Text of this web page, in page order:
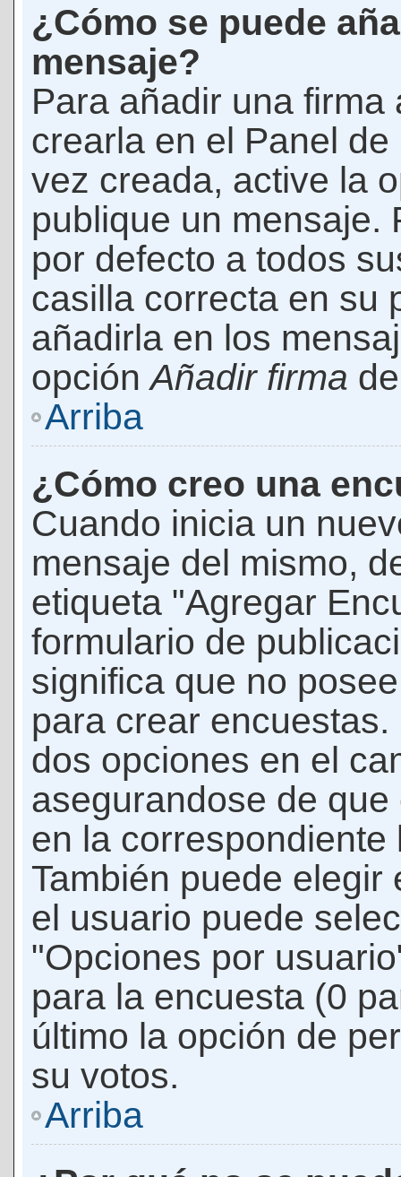
¿Cómo se puede
mensaje?
Para añadir una
crearla en el Panel
vez creada, active la
publique un mensaje.
por defecto a todos
casilla correcta en su
añadirla en los
opciónAñadir firma
Arriba
¿Cómo creo una
Cuando inicia un
mensaje del mismo,
etiqueta "Agregar
formulario de
significa que no
para crear
dos opciones en el
asegurandose de
en la
También puede
el usuario puede
"Opciones por
para la encuesta (0
último la opción de
su votos.
Arriba